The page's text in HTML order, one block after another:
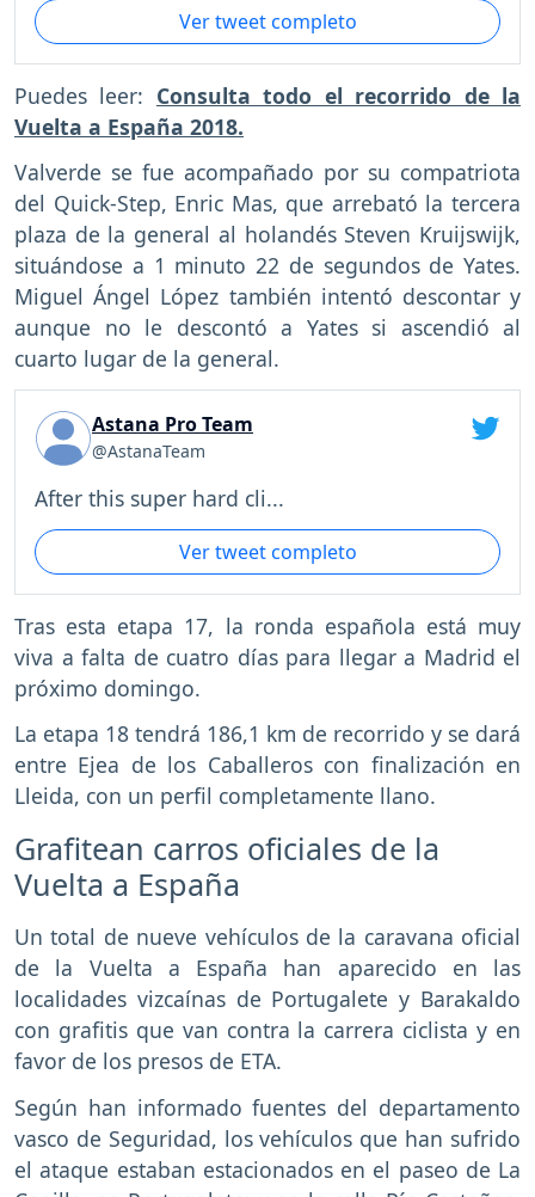
Ver tweet completo
Puedes leer: Consulta todo el recorrido de la
Vuelta a España 2018.
Valverde se fue acompañado por su compatriota
del Quick-Step, Enric Mas, que arrebató la tercera
plaza de la general al holandés Steven Kruijswijk,
situándose a 1 minuto 22 de segundos de Yates.
Miguel Ángel López también intentó descontar y
aunque no le descontó a Yates si ascendió al
cuarto lugar de la general.
Astana Pro Team
@AstanaTeam
After this super hard cli...
Ver tweet completo
Tras esta etapa 17, la ronda española está muy
viva a falta de cuatro días para llegar a Madrid el
próximo domingo.
La etapa 18 tendrá 186,1 km de recorrido y se dará
entre Ejea de los Caballeros con finalización en
Lleida, con un perfil completamente llano.
Grafitean carros oficiales de la
Vuelta a España
Un total de nueve vehículos de la caravana oficial
de la Vuelta a España han aparecido en las
localidades vizcaínas de Portugalete y Barakaldo
con grafitis que van contra la carrera ciclista y en
favor de los presos de ETA.
Según han informado fuentes del departamento
vasco de Seguridad, los vehículos que han sufrido
el ataque estaban estacionados en el paseo de La